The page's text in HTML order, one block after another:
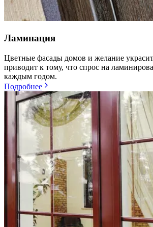
Ламинация
Цветные фасады домов и желание
приводит к тому, что спрос на
каждым годом.
Подробнее